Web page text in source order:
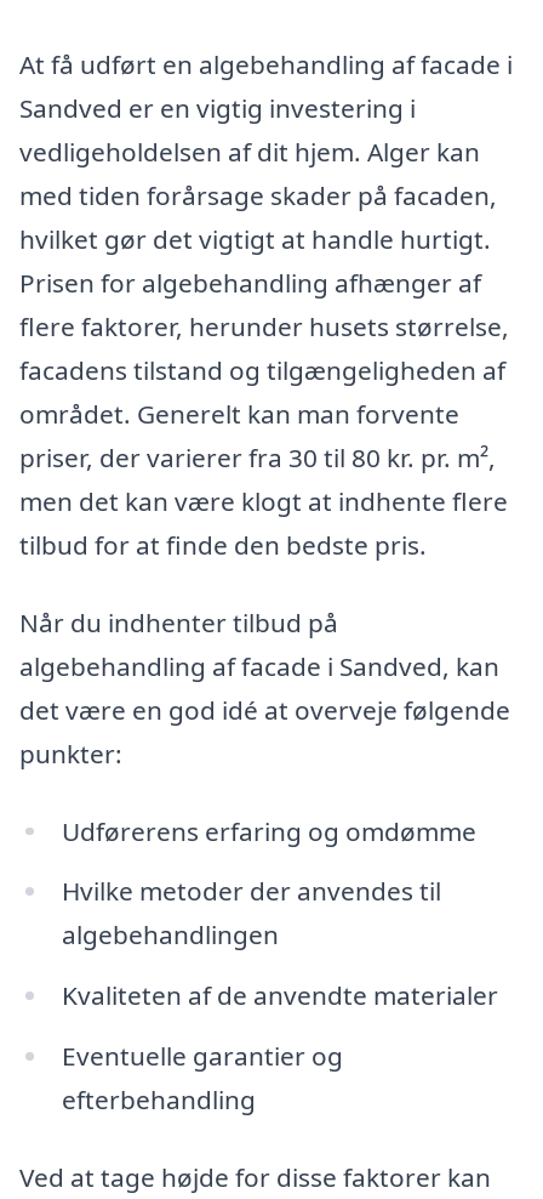
At få udført en algebehandling af facade i
Sandved er en vigtig investering i
vedligeholdelsen af dit hjem. Alger kan
med tiden forårsage skader på facaden,
hvilket gør det vigtigt at handle hurtigt.
Prisen for algebehandling afhænger af
flere faktorer, herunder husets størrelse,
facadens tilstand og tilgængeligheden af
området. Generelt kan man forvente
priser, der varierer fra 30 til 80 kr. pr. m²,
men det kan være klogt at indhente flere
tilbud for at finde den bedste pris.
Når du indhenter tilbud på
algebehandling af facade i Sandved, kan
det være en god idé at overveje følgende
punkter:
Udførerens erfaring og omdømme
Hvilke metoder der anvendes til
algebehandlingen
Kvaliteten af de anvendte materialer
Eventuelle garantier og
efterbehandling
Ved at tage højde for disse faktorer kan